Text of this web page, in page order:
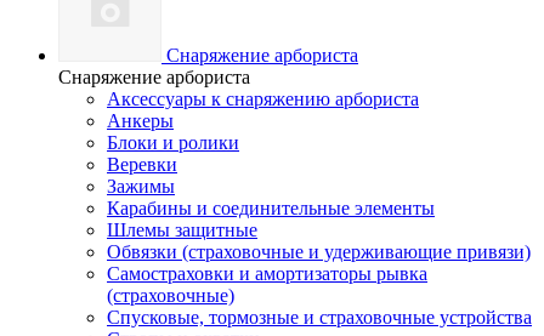
Снаряжение арбориста
Снаряжение арбориста
Аксессуары к снаряжению арбориста
Анкеры
Блоки и ролики
Веревки
Зажимы
Карабины и соединительные элементы
Шлемы защитные
Обвязки (страховочные и удерживающие привязи)
Самостраховки и амортизаторы рывка
(страховочные)
Спусковые, тормозные и страховочные устройства